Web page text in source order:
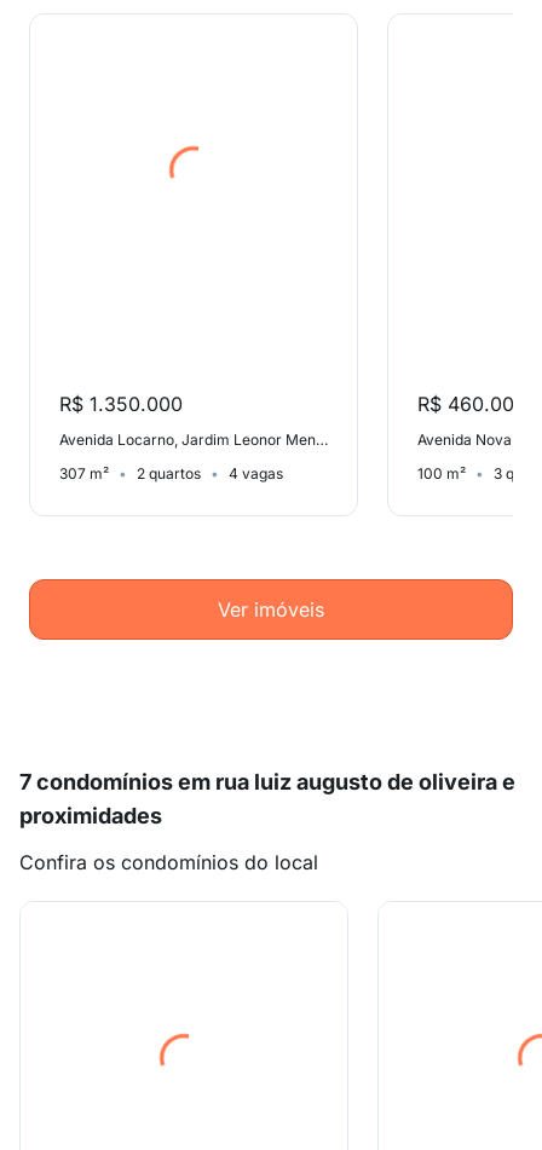
R$ 1.350.000
Avenida Locarno, Jardim Leonor Mendes de Barros
307 m²
2 quartos 4 vagas
R$ 460.000
Avenida Nova
100 m²
3
Ver imóveis
7 condomínios em rua luiz augusto de oliveira e
proximidades
Confira os condomínios do local